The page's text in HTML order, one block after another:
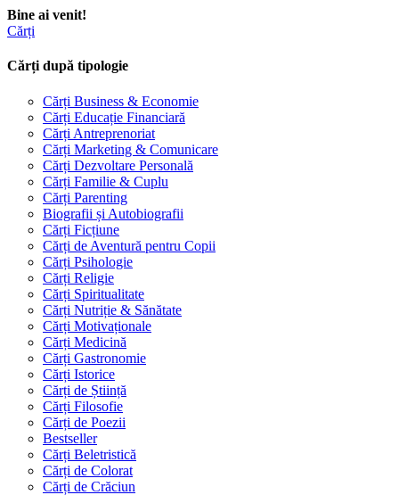
Bine ai venit!
Cărți
Cărți după tipologie
Cărți Business & Economie
Cărți Educație Financiară
Cărți Antreprenoriat
Cărți Marketing & Comunicare
Cărți Dezvoltare Personală
Cărți Familie & Cuplu
Cărți Parenting
Biografii și Autobiografii
Cărți Ficțiune
Cărți de Aventură pentru Copii
Cărți Psihologie
Cărți Religie
Cărți Spiritualitate
Cărți Nutriție & Sănătate
Cărți Motivaționale
Cărți Medicină
Cărți Gastronomie
Cărți Istorice
Cărți de Știință
Cărți Filosofie
Cărți de Poezii
Bestseller
Cărți Beletristică
Cărți de Colorat
Cărți de Crăciun